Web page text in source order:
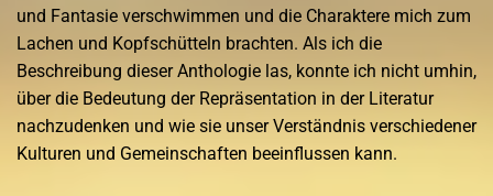
und Fantasie verschwimmen und die Charaktere mich zum
Lachen und Kopfschütteln brachten. Als ich die
Beschreibung dieser Anthologie las, konnte ich nicht umhin,
über die Bedeutung der Repräsentation in der Literatur
nachzudenken und wie sie unser Verständnis verschiedener
Kulturen und Gemeinschaften beeinflussen kann.